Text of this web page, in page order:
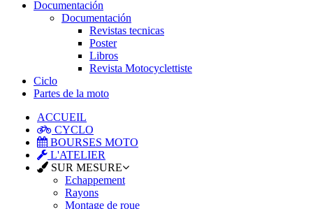
Documentación
Documentación
Revistas tecnicas
Poster
Libros
Revista Motocyclettiste
Ciclo
Partes de la moto
ACCUEIL
CYCLO
BOURSES MOTO
L'ATELIER
SUR MESURE
Echappement
Rayons
Montage de roue